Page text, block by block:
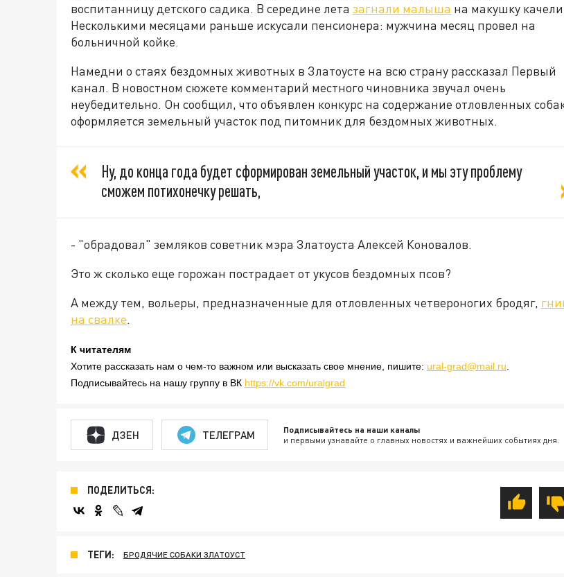
воспитанницу детского садика. В середине лета загнали малыша на макушку
Несколькими месяцами раньше искусали пенсионера: мужчина месяц провел на
больничной койке.
Намедни о стаях бездомных животных в Златоусте на всю страну рассказал Первый
канал. В новостном сюжете комментарий местного чиновника звучал очень
неубедительно. Он сообщил, что объявлен конкурс на содержание отловленных
оформляется земельный участок под питомник для бездомных животных.
Ну, до конца года будет сформирован земельный участок, и мы эту проблему
сможем потихонечку решать,
- "обрадовал" земляков советник мэра Златоуста Алексей Коновалов.
Это ж сколько еще горожан пострадает от укусов бездомных псов?
А между тем, вольеры, предназначенные для отловленных четвероногих бродяг,
на свалке.
К читателям
Хотите рассказать нам о чем-то важном или высказать свое мнение, пишите: ural-grad@mail.ru
Подписывайтесь на нашу группу в ВК https://vk.com/uralgrad
ДЗЕН ТЕЛЕГРАМ Подписывайтесь на наши каналы
и первыми узнавайте о главных новостях и важнейших событиях дня.
ПОДЕЛИТЬСЯ:
ТЕГИ: БРОДЯЧИЕ СОБАКИ ЗЛАТОУСТ